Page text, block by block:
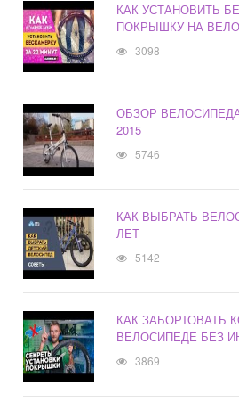
КАК УСТАНОВИТЬ
ПОКРЫШКУ НА
3098
ОБЗОР ВЕЛОСИПЕДА
2015
5746
КАК ВЫБРАТЬ
ЛЕТ
5142
КАК ЗАБОРТОВАТЬ
ВЕЛОСИПЕДЕ БЕЗ
3869